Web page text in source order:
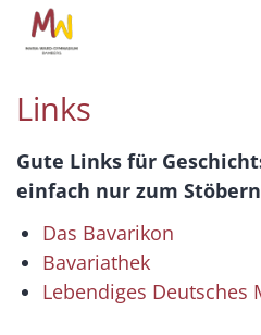
Zum Inhalt springen
Links
Gute Links für
einfach nur zum
Das Bavarikon
Bavariathek
Lebendiges Deutsches